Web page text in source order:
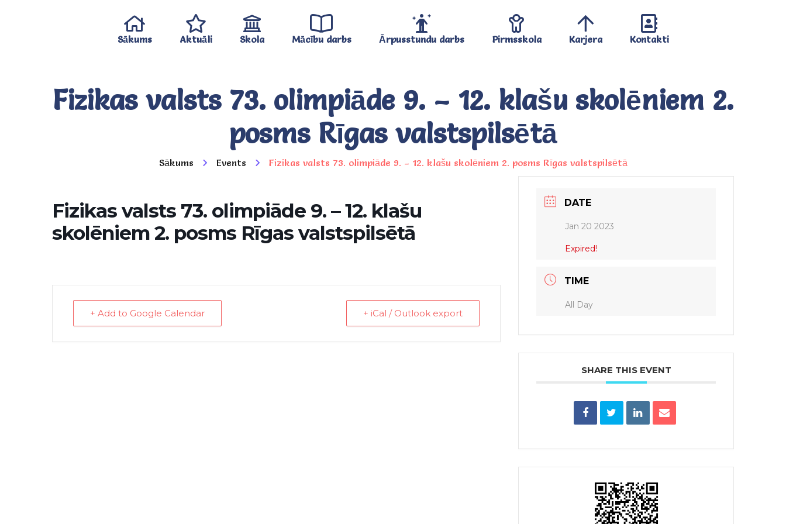
Sākums Aktuāli Skola Mācību darbs Ārpusstundu darbs Pirmsskola Karjera Kontakti
Fizikas valsts 73. olimpiāde 9. – 12. klašu skolēniem 2.
posms Rīgas valstspilsētā
Sākums Events Fizikas valsts 73. olimpiāde 9. – 12. klašu skolēniem 2. posms Rīgas valstspilsētā
Fizikas valsts 73. olimpiāde 9. – 12. klašu
skolēniem 2. posms Rīgas valstspilsētā
+ Add to Google Calendar + iCal / Outlook export
DATE
Jan 20 2023
Expired!
TIME
All Day
SHARE THIS EVENT